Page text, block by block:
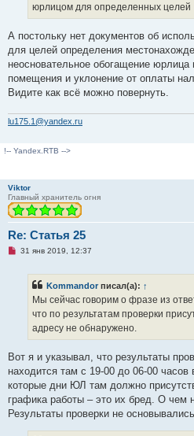
юрлицом для определенных целей
А постольку нет документов об
для целей определения
неосновательное обогащение
помещения и уклонение от оплаты
Видите как всё можно повернуть.
lu175.1@yandex.ru
!-- Yandex.RTB -->
Viktor
Главный хранитель огня
Re: Статья 25
Н
о
е
с
о
о
б
щ
е
31 янв 2019, 12:37
Kommandor писал(а): ↑
Мы сейчас говорим о фразе из
что по результатам проверки
адресу не обнаружено.
Вот я и указывал, что результаты
находится там с 19-00 до 06-00
которые дни ЮЛ там должно
графика работы – это их бред. О чем
Результаты проверки не